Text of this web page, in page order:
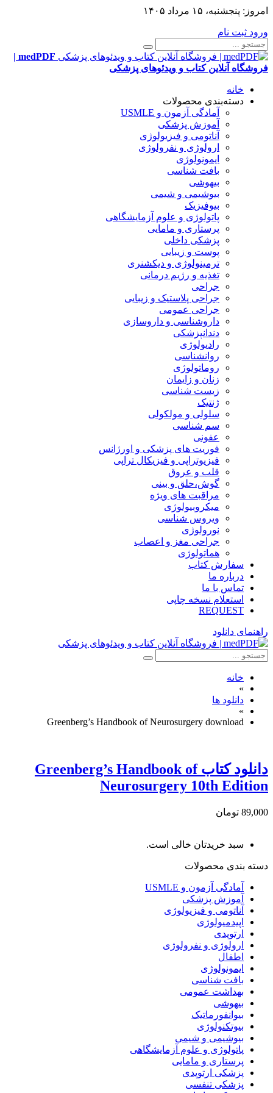
امروز: پنجشنبه، ۱۵ مرداد ۱۴۰۵
ورود ثبت نام
medPDF |
فروشگاه آنلاین کتاب و ویدئوهای پزشکی
خانه
دسته‌بندی محصولات
آمادگی آزمون و USMLE
آموزش پزشکی
آناتومی و فیزیولوژی
ارولوژی و نفرولوژی
ایمونولوژی
بافت شناسی
بیهوشی
بیوشیمی و شیمی
بیوفیزیک
پاتولوژی و علوم آزمایشگاهی
پرستاری و مامایی
پزشکی داخلی
پوست و زیبایی
ترمینولوژی و دیکشنری
تغذیه و رژیم درمانی
جراحی
جراحی پلاستیک و زیبایی
جراحی عمومی
داروشناسی و داروسازی
دندانپزشکی
رادیولوژی
روانشناسی
روماتولوژی
زنان و زایمان
زیست شناسی
ژنتیک
سلولی و مولکولی
سم شناسی
عفونی
فوریت های پزشکی و اورژانس
فیزیوتراپی و فیزیکال تراپی
قلب و عروق
گوش،حلق و بینی
مراقبت های ویژه
میکروبیولوژی
ویروس شناسی
نورولوژی
جراحی مغز و اعصاب
هماتولوژی
سفارش کتاب
درباره ما
تماس با ما
استعلام نسخه چاپی
REQUEST
راهنمای دانلود
خانه
»
دانلود ها
»
Greenberg’s Handbook of Neurosurgery download
دانلود كتاب Greenberg’s Handbook of
Neurosurgery 10th Edition
89,000 تومان
سبد خریدتان خالی است.
دسته بندی محصولات
آمادگی آزمون و USMLE
آموزش پزشکی
آناتومی و فیزیولوژی
اپیدمیولوژی
ارتوپدی
ارولوژی و نفرولوژی
اطفال
ایمونولوژی
بافت شناسی
بهداشت عمومی
بیهوشی
بیوانفورماتیک
بیوتکنولوژی
بیوشیمی و شیمی
پاتولوژی و علوم آزمایشگاهی
پرستاری و مامایی
پزشکی ارتوپدی
پزشکی تنفسی